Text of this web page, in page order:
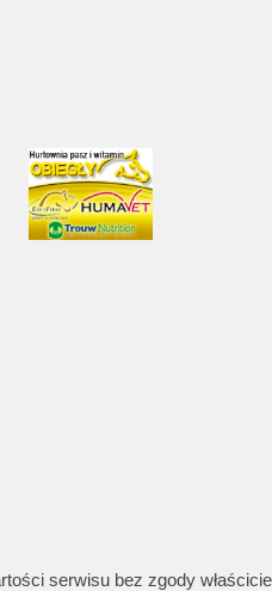
serwisu bez zgody